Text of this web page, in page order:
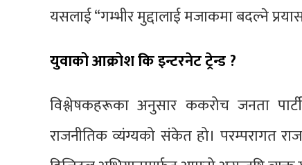
यसलाई “गम्भीर मुद्दालाई मजाकमा बदल्ने
युवाको आक्रोश कि इन्टरनेट ट्रेन्ड ?
विश्लेषकहरूका अनुसार ककरोच जनता
राजनीतिक व्यंग्यको संकेत हो। परम्परागत